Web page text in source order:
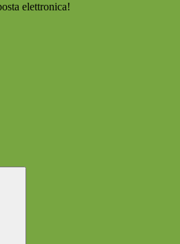
elettronica!